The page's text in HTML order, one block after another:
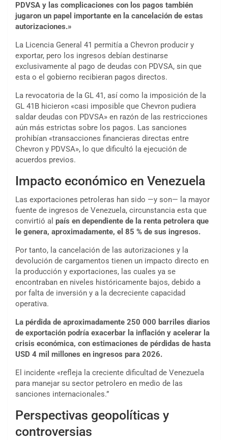
PDVSA y las complicaciones con los pagos también
jugaron un papel importante en la cancelación de estas
autorizaciones.»
La Licencia General 41 permitía a Chevron producir y
exportar, pero los ingresos debían destinarse
exclusivamente al pago de deudas con PDVSA, sin que
esta o el gobierno recibieran pagos directos.
La revocatoria de la GL 41, así como la imposición de la
GL 41B hicieron «casi imposible que Chevron pudiera
saldar deudas con PDVSA» en razón de las restricciones
aún más estrictas sobre los pagos. Las sanciones
prohibían «transacciones financieras directas entre
Chevron y PDVSA», lo que dificultó la ejecución de
acuerdos previos.
Impacto económico en Venezuela
Las exportaciones petroleras han sido —y son— la mayor
fuente de ingresos de Venezuela, circunstancia esta que
convirtió al país en dependiente de la renta petrolera que
le genera, aproximadamente, el 85 % de sus ingresos.
Por tanto, la cancelación de las autorizaciones y la
devolución de cargamentos tienen un impacto directo en
la producción y exportaciones, las cuales ya se
encontraban en niveles históricamente bajos, debido a
por falta de inversión y a la decreciente capacidad
operativa.
La pérdida de aproximadamente 250 000 barriles diarios
de exportación podría exacerbar la inflación y acelerar la
crisis económica, con estimaciones de pérdidas de hasta
USD 4 mil millones en ingresos para 2026.
El incidente «refleja la creciente dificultad de Venezuela
para manejar su sector petrolero en medio de las
sanciones internacionales.”
Perspectivas geopolíticas y
controversias